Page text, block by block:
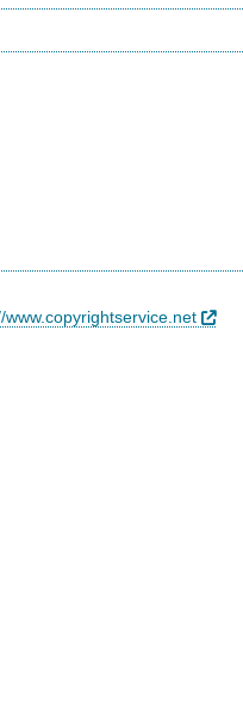
www.copyrightservice.net